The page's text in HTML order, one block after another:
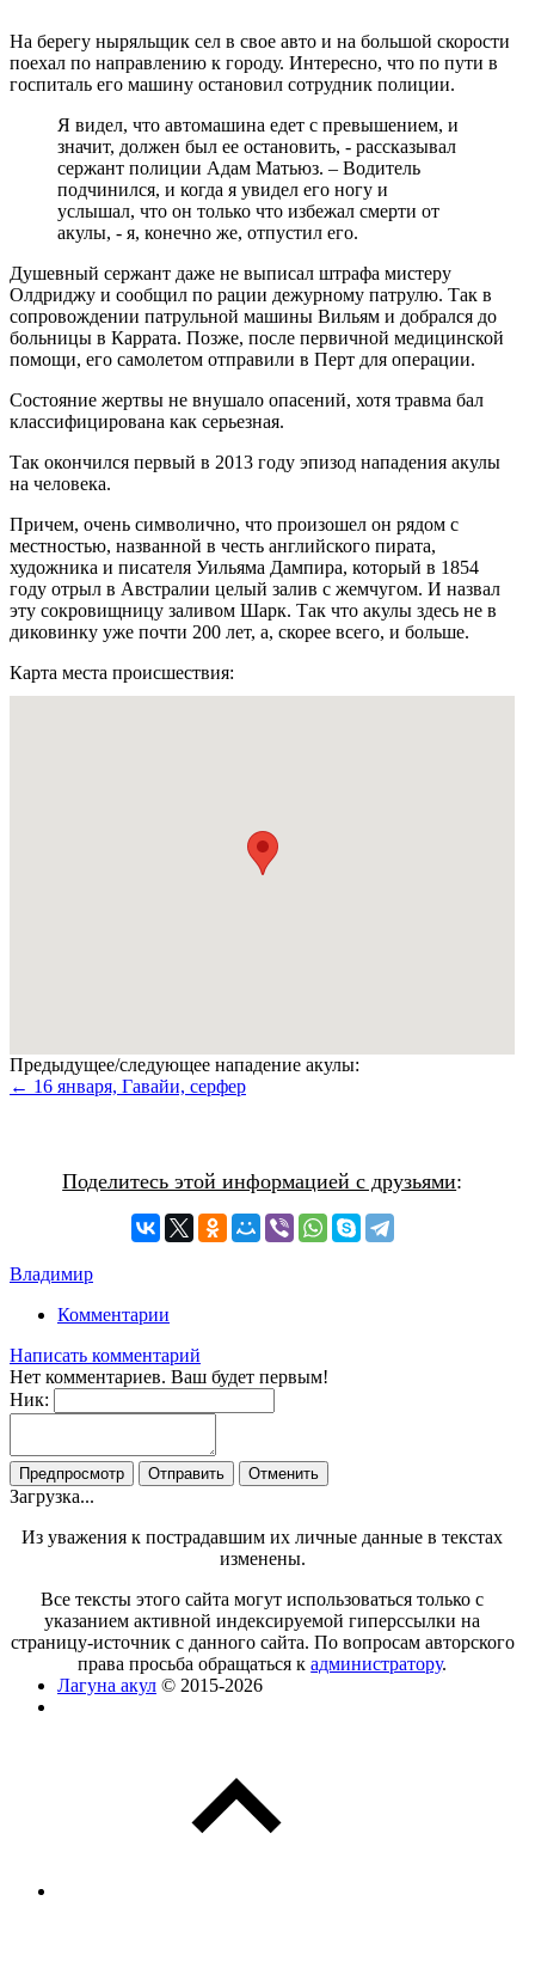
На берегу ныряльщик сел в свое авто и на большой скорости
поехал по направлению к городу. Интересно, что по пути в
госпиталь его машину остановил сотрудник полиции.
Я видел, что автомашина едет с превышением, и
значит, должен был ее остановить, - рассказывал
сержант полиции Адам Матьюз. – Водитель
подчинился, и когда я увидел его ногу и
услышал, что он только что избежал смерти от
акулы, - я, конечно же, отпустил его.
Душевный сержант даже не выписал штрафа мистеру
Олдриджу и сообщил по рации дежурному патрулю. Так в
сопровождении патрульной машины Вильям и добрался до
больницы в Каррата. Позже, после первичной медицинской
помощи, его самолетом отправили в Перт для операции.
Состояние жертвы не внушало опасений, хотя травма бал
классифицирована как серьезная.
Так окончился первый в 2013 году эпизод нападения акулы
на человека.
Причем, очень символично, что произошел он рядом с
местностью, названной в честь английского пирата,
художника и писателя Уильяма Дампира, который в 1854
году отрыл в Австралии целый залив с жемчугом. И назвал
эту сокровищницу заливом Шарк. Так что акулы здесь не в
диковинку уже почти 200 лет, а, скорее всего, и больше.
Карта места происшествия:
Предыдущее/следующее нападение акулы:
← 16 января, Гавайи, серфер
Поделитесь этой информацией с друзьями:
Владимир
Комментарии
Написать комментарий
Нет комментариев. Ваш будет первым!
Ник:
Загрузка...
Из уважения к пострадавшим их личные данные в текстах
изменены.
Все тексты этого сайта могут использоваться только с
указанием активной индексируемой гиперссылки на
страницу-источник с данного сайта. По вопросам авторского
права просьба обращаться кадминистратору.
Лагуна акул © 2015-2026